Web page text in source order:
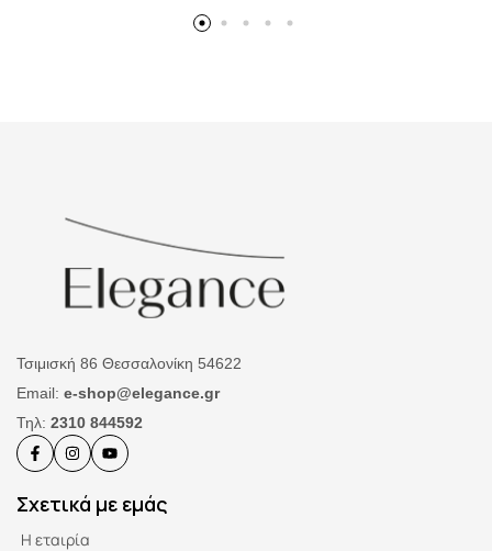
Τσιμισκή 86 Θεσσαλονίκη 54622
Email: e-shop@elegance.gr
Τηλ: 2310 844592
Σχετικά με εμάς
Η εταιρία